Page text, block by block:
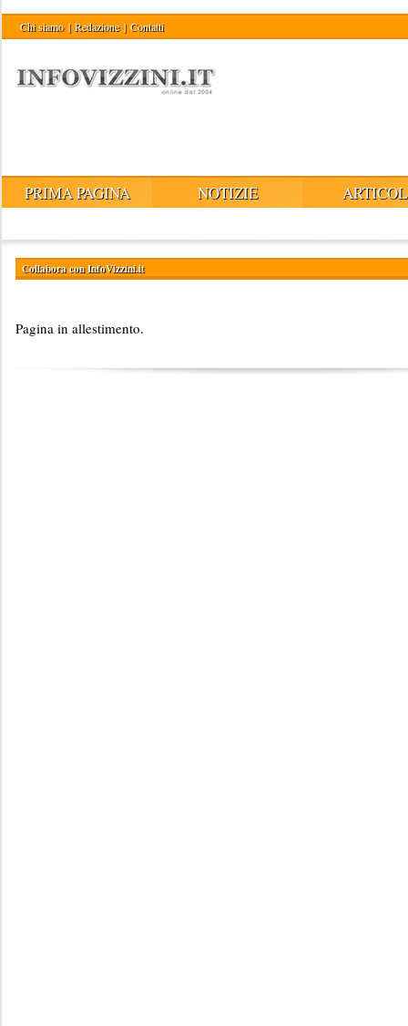
Chi siamo | Redazione | Contatti
PRIMA PAGINA NOTIZIE
Collabora con InfoVizzini.it
Pagina in allestimento.